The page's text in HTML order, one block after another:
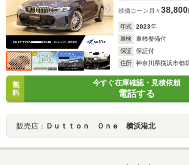
残価ローン 月々38,800
年式 2023年
車検
車検整備付
保証
保証付
住所
神奈川県横浜市都
無
料
今すぐ在庫確認・見積依頼
電話する
販売店： Ｄｕｔｔｏｎ Ｏｎｅ 横浜港北